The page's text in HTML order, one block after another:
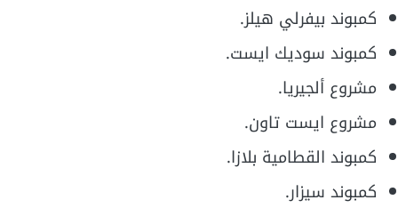
كمبوند بيفرلي هيلز.
كمبوند سوديك ايست.
مشروع ألجيريا.
مشروع ايست تاون.
كمبوند القطامية بلازا.
كمبوند سيزار.